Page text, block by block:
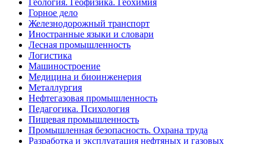
Геология. Геофизика. Геохимия
Горное дело
Железнодорожный транспорт
Иностранные языки и словари
Лесная промышленность
Логистика
Машиностроение
Медицина и биоинженерия
Металлургия
Нефтегазовая промышленность
Педагогика. Психология
Пищевая промышленность
Промышленная безопасность. Охрана труда
Разработка и эксплуатация нефтяных и газовых